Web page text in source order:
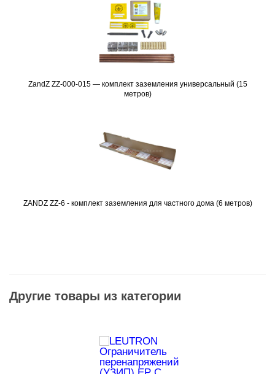
Подробнее
ZandZ ZZ-000-015 — комплект заземления универсальный (15
метров)
Подробнее
ZANDZ ZZ-6 - комплект заземления для частного дома (6 метров)
Другие товары из категории